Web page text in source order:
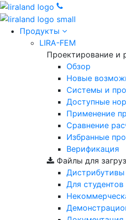
Продукты
LIRA-FEM
Проектирование и
Обзор
Новые
Cистемы и
Доступные
Применение
Сравнение
Избранные
Верификация
Файлы для
Для